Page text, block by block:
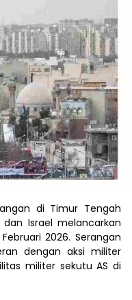
di Timur Tengah
Israel melancarkan
2026. Serangan
dengan aksi militer
militer sekutu AS di